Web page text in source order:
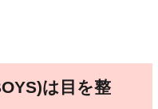
は目を整